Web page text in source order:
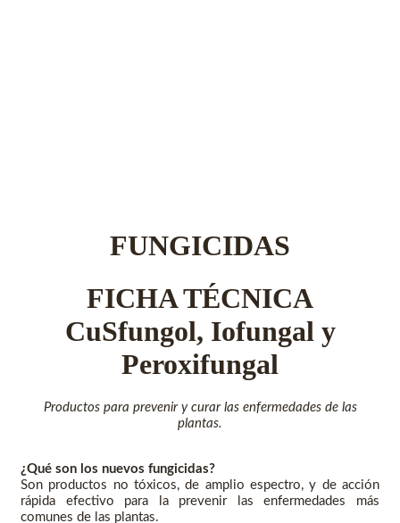
FUNGICIDAS
FICHA TÉCNICA
CuSfungol, Iofungal y
Peroxifungal
Productos para prevenir y curar las enfermedades de las
plantas.
¿Qué son los nuevos fungicidas?
Son productos no tóxicos, de amplio espectro, y de acción
rápida efectivo para la prevenir las enfermedades más
comunes de las plantas.